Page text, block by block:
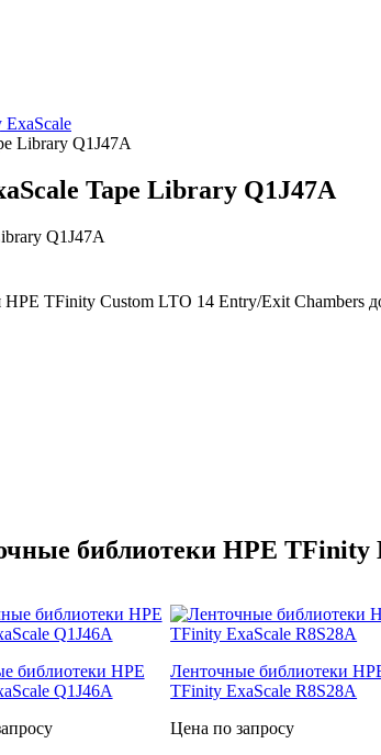
Library Q1J47A
Tape Library Q1J47A
TFinity Custom LTO 14 Entry/Exit Chambers
библиотеки HPE TFinity
библиотеки HPE
Q1J46A
Ленточные библиотеки
TFinity ExaScale R8S28A
Цена по запросу